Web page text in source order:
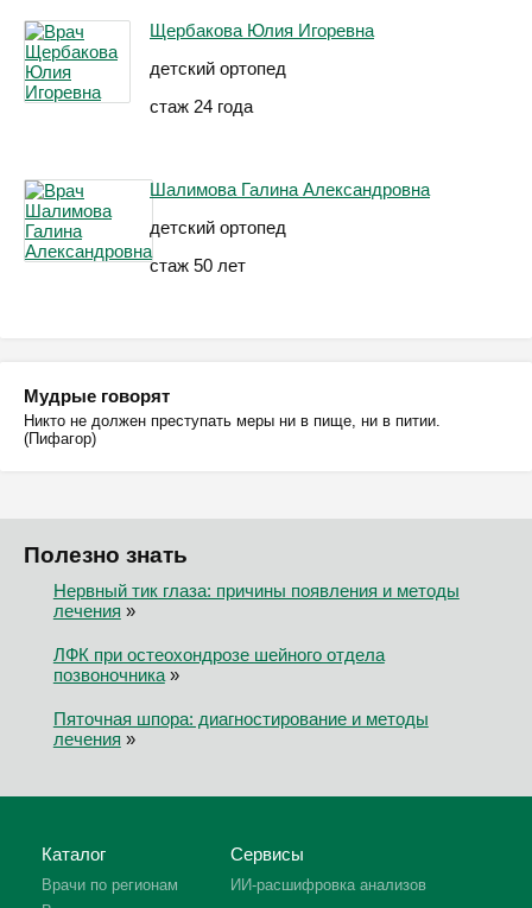
Щербакова Юлия Игоревна
детский ортопед
стаж 24 года
Шалимова Галина Александровна
детский ортопед
стаж 50 лет
Мудрые говорят
Никто не должен преступать меры ни в пище, ни в питии.
(Пифагор)
Полезно знать
Нервный тик глаза: причины появления и методы
лечения »
ЛФК при остеохондрозе шейного отдела
позвоночника»
Пяточная шпора: диагностирование и методы
лечения »
Каталог
Врачи по регионам
Сервисы
ИИ-расшифровка анализов